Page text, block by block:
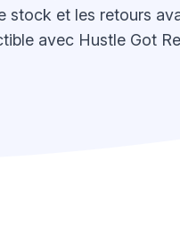
stock et les retours
avec Hustle Got